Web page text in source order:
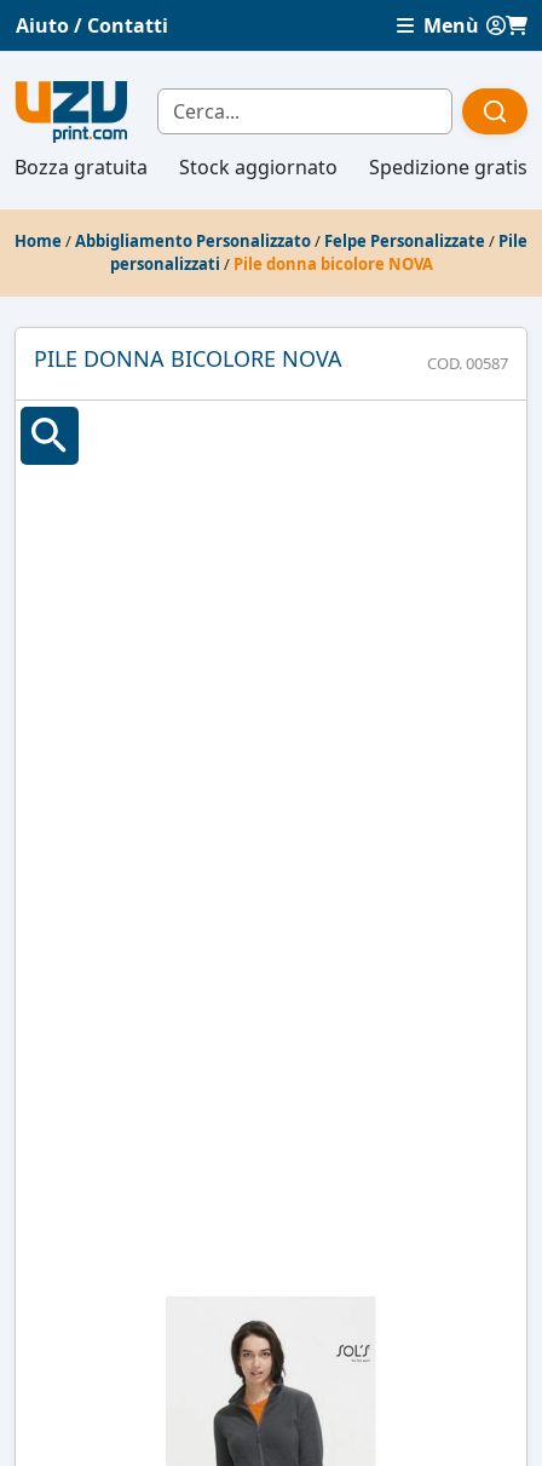
Aiuto / Contatti Menù
Bozza gratuita Stock aggiornato Spedizione gratis
Home /Abbigliamento Personalizzato/ Felpe Personalizzate / Pile
personalizzati / Pile donna bicolore NOVA
PILE DONNA BICOLORE NOVA COD. 00587